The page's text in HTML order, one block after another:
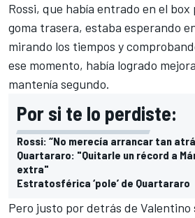
Rossi, que había entrado en el
goma trasera, estaba esperando
mirando los tiempos y
ese momento, había logrado
mantenía segundo.
Por si te lo perdiste:
Rossi: “No merecía arrancar tan
Quartararo: "Quitarle un récord a
extra"
Estratosférica ‘pole’ de Quartararo
Pero justo por detrás de Valentino